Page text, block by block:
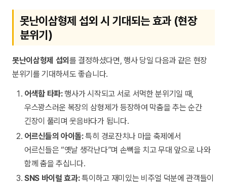
못난이삼형제 섭외 시 기대되는 효과 (현장
분위기)
못난이삼형제 섭외를 결정하셨다면, 행사 당일 다음과 같은 현장
분위기를 기대하셔도 좋습니다.
어색함 타파:행사가 시작되고 서로 서먹한 분위기일 때,
우스꽝스러운 복장의 삼형제가 등장하여 막춤을 추는 순간
긴장이 풀리며 웃음바다가 됩니다.
어르신들의 아이돌:특히 경로잔치나 마을 축제에서
어르신들은 “옛날 생각난다”며 손뼉을 치고 무대 앞으로 나와
함께 춤을 추십니다.
SNS 바이럴 효과:특이하고 재미있는 비주얼 덕분에 관객들이